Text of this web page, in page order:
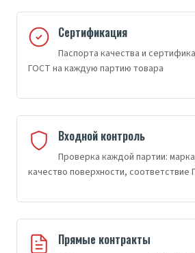
Сертификация
Паспорта качества и
ГОСТ на каждую партию товара
Входной контроль
Проверка каждой партии:
качество поверхности, соответствие
Прямые контракты